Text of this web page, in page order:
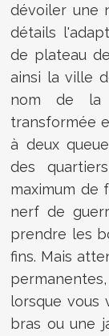
dévoiler une
détails
de plateau
ainsi la ville
nom de la
transformée
à deux
des
maximum de
nerf de
prendre les
fins. Mais
lorsque vous
bras ou une